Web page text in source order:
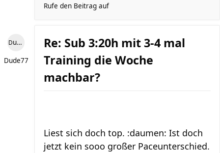
Rufe den Beitrag auf
Dude77
Dude77
Re: Sub 3:20h mit 3-4 mal
Training die Woche
machbar?
Liest sich doch top. :daumen: Ist doch
jetzt kein sooo großer Paceunterschied.